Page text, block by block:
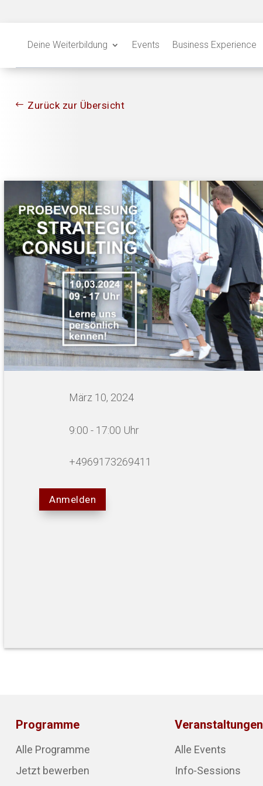
Deine Weiterbildung Events Business Experience
Zurück zur Übersicht
März 10, 2024
9:00 - 17:00 Uhr
+4969173269411
Anmelden
Programme
Alle Programme
Jetzt bewerben
Veranstaltungen
Alle Events
Info-Sessions